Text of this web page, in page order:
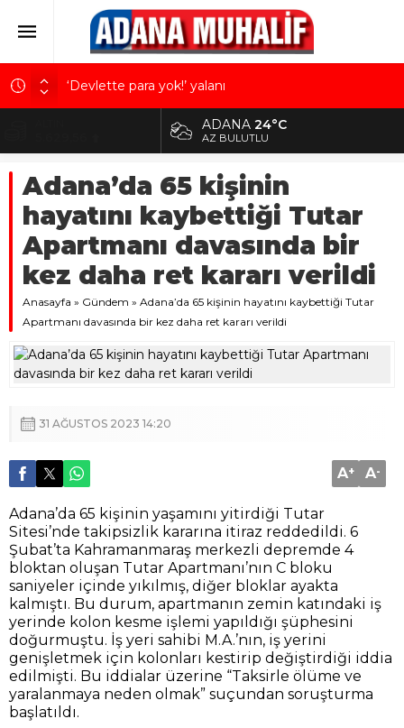
‘Devlette para yok!’ yalanı
Kuru meyve sektörü 2 milyar dolar ihracat hedefi
için Ankara’dan destek istedi
Mobilya ihracatında Avrupa ivmesi
Göz için “Akıllı Mercek” herkes için uygun mu?
Devletin iki bilançosu: Görünen bütçe, bütçe dışı
riskler ve hazineyi bekleyen yük
10.824,63
DOLAR
42,2340
EURO
48,8802
ADANA24°C
AZ BULUTLU
Adana’da 65 kişinin
hayatını kaybettiği Tutar
Apartmanı davasında bir
kez daha ret kararı verildi
Anasayfa » Gündem » Adana’da 65 kişinin hayatını kaybettiği Tutar
Apartmanı davasında bir kez daha ret kararı verildi
31 AĞUSTOS 2023 14:20
A+ A-
Adana’da 65 kişinin yaşamını yitirdiği Tutar
Sitesi’nde takipsizlik kararına itiraz reddedildi. 6
Şubat’ta Kahramanmaraş merkezli depremde 4
bloktan oluşan Tutar Apartmanı’nın C bloku
saniyeler içinde yıkılmış, diğer bloklar ayakta
kalmıştı. Bu durum, apartmanın zemin katındaki iş
yerinde kolon kesme işlemi yapıldığı şüphesini
doğurmuştu. İş yeri sahibi M.A.’nın, iş yerini
genişletmek için kolonları kestirip değiştirdiği iddia
edilmişti. Bu iddialar üzerine “Taksirle ölüme ve
yaralanmaya neden olmak” suçundan soruşturma
başlatıldı.